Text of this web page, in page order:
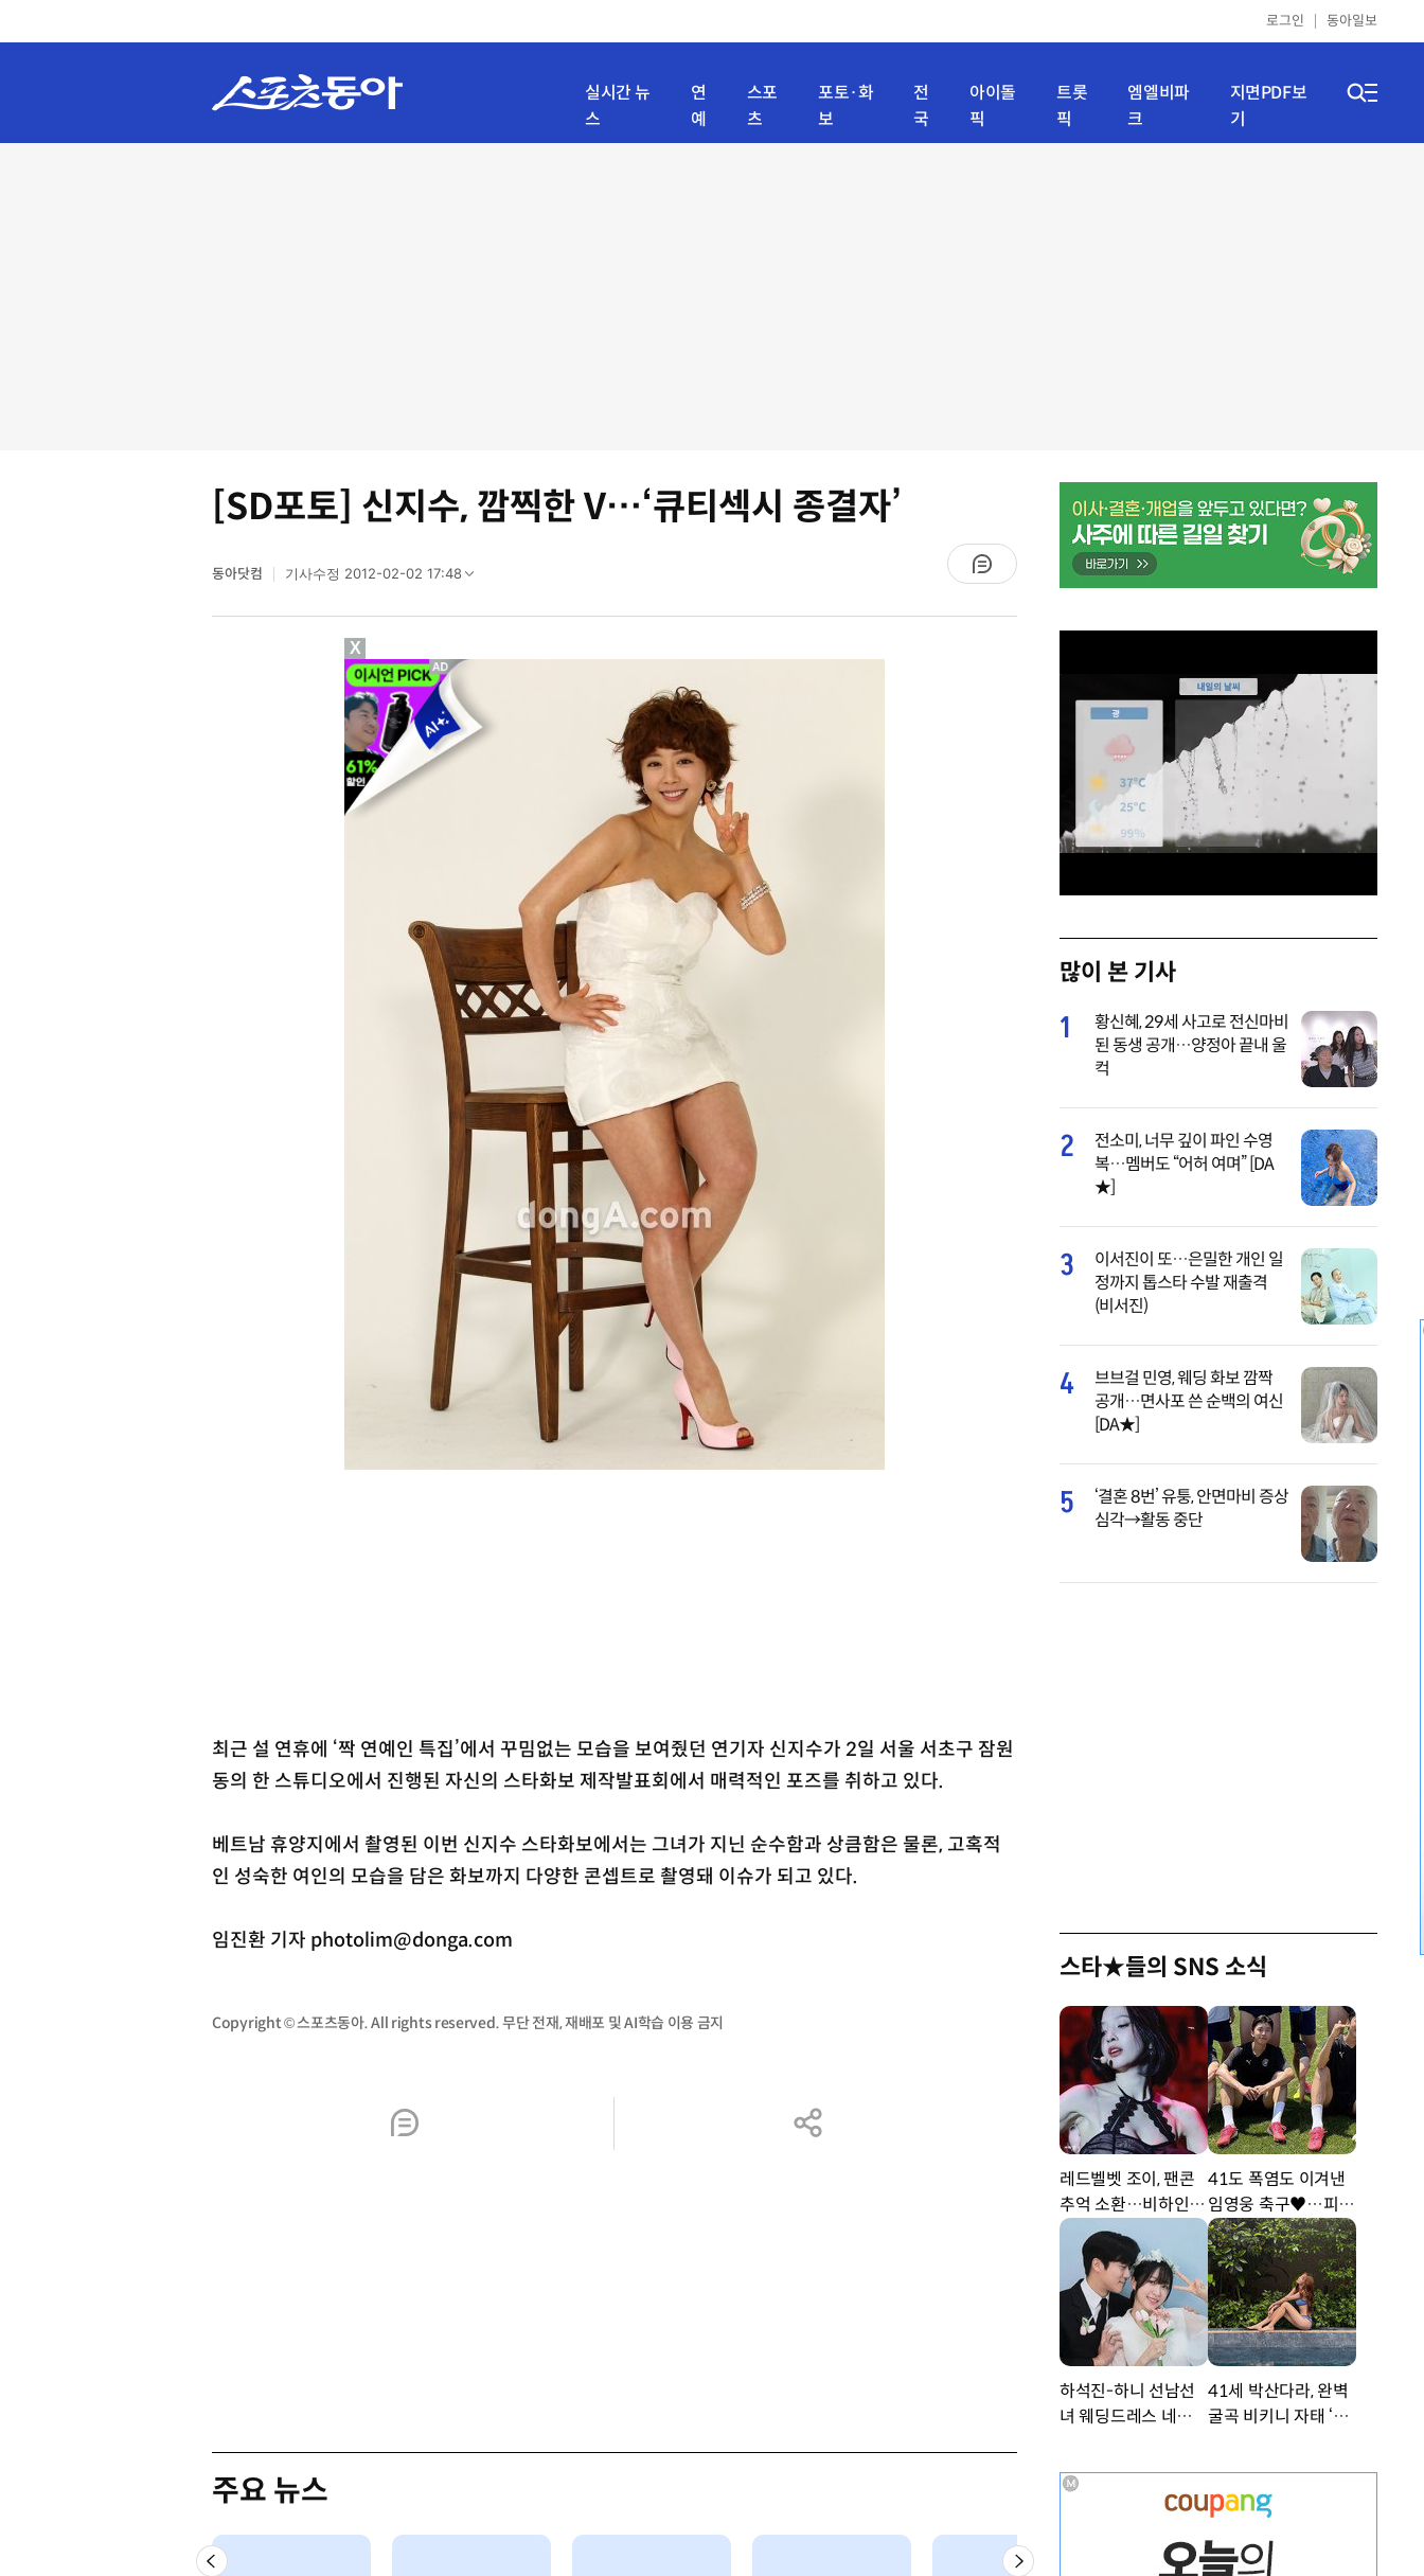
로그인 동아일보
실시간 뉴
스
연
예
스포
츠
포토·화
보
전
국
아이돌
픽
트롯
픽
엠엘비파
크
지면PDF보
기
[SD포토] 신지수, 깜찍한 V…‘큐티섹시 종결자’
동아닷컴 기사수정 2012-02-02 17:48
최근 설 연휴에 ‘짝 연예인 특집’에서 꾸밈없는 모습을 보여줬던 연기자 신지수가 2일 서울 서초구 잠원
동의 한 스튜디오에서 진행된 자신의 스타화보 제작발표회에서 매력적인 포즈를 취하고 있다.
베트남 휴양지에서 촬영된 이번 신지수 스타화보에서는 그녀가 지닌 순수함과 상큼함은 물론, 고혹적
인 성숙한 여인의 모습을 담은 화보까지 다양한 콘셉트로 촬영돼 이슈가 되고 있다.
임진환 기자 photolim@donga.com
Copyright © 스포츠동아. All rights reserved. 무단 전재, 재배포 및 AI학습 이용 금지
주요 뉴스
t
e
많이 본 기사
1
황신혜, 29세 사고로 전신마비
된 동생 공개…양정아 끝내 울
컥
2
전소미, 너무 깊이 파인 수영
복…멤버도 “어허 여며” [DA
★]
3
이서진이 또…은밀한 개인 일
정까지 톱스타 수발 재출격
(비서진)
4
브브걸 민영, 웨딩 화보 깜짝
공개…면사포 쓴 순백의 여신
[DA★]
5
‘결혼 8번’ 유퉁, 안면마비 증상
심각→활동 중단
스타★들의 SNS 소식
레드벨벳 조이, 팬콘
추억 소환…비하인드
공개 [DA★]
41도 폭염도 이겨낸
임영웅 축구♥…피지
컬 난리 [DA★]
하석진-하니 선남선
녀 웨딩드레스 네컷사
★]
41세 박산다라, 완벽
굴곡 비키니 자태 ‘부
X